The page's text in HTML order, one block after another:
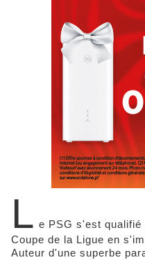
L e PSG s'est qualifié
Coupe de la Ligue en
Auteur d'une superbe